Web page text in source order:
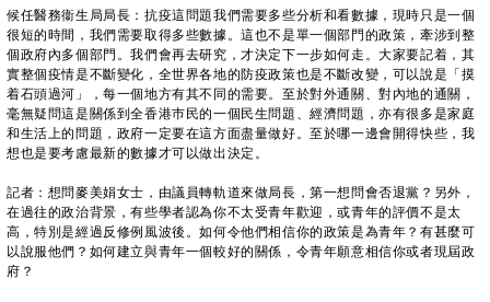
候任醫務衞生局局長：抗疫這問題我們需要多些分析和看數據，現時只是一個
很短的時間，我們需要取得多些數據。這也不是單一個部門的政策，牽涉到整
個政府內多個部門。我們會再去研究，才決定下一步如何走。大家要記着，其
實整個疫情是不斷變化，全世界各地的防疫政策也是不斷改變，可以說是「摸
着石頭過河」，每一個地方有其不同的需要。至於對外通關、對內地的通關，
毫無疑問這是關係到全香港巿民的一個民生問題、經濟問題，亦有很多是家庭
和生活上的問題，政府一定要在這方面盡量做好。至於哪一邊會開得快些，我
想也是要考慮最新的數據才可以做出決定。
記者：想問麥美娟女士，由議員轉軌道來做局長，第一想問會否退黨？另外，
在過往的政治背景，有些學者認為你不太受青年歡迎，或青年的評價不是太
高，特別是經過反修例風波後。如何令他們相信你的政策是為青年？有甚麼可
以說服他們？如何建立與青年一個較好的關係，令青年願意相信你或者現屆政
府？